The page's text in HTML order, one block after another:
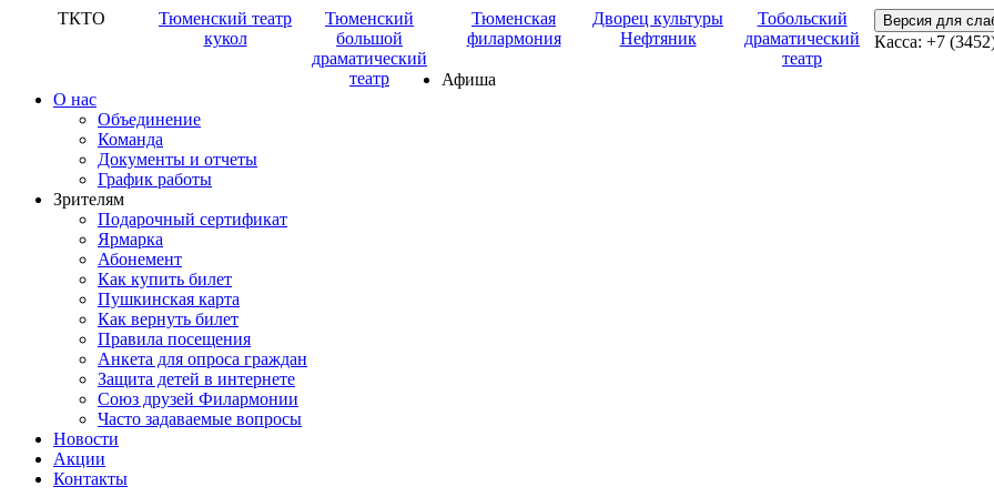
ТКТО
Тюменский театр
кукол
Тюменский
большой
драматический
театр
Тюменская
филармония
Дворец культуры
Нефтяник
Тобольский
драматический
театр
Версия для
Касса: +7
Афиша
О нас
Объединение
Команда
Документы и отчеты
График работы
Зрителям
Подарочный сертификат
Ярмарка
Абонемент
Как купить билет
Пушкинская карта
Как вернуть билет
Правила посещения
Анкета для опроса граждан
Защита детей в интернете
Союз друзей Филармонии
Часто задаваемые вопросы
Новости
Акции
Контакты